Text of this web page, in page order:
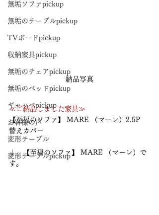
無垢ソファpickup
無垢のテーブルpickup
TVボードpickup
収納家具pickup
無垢のチェアpickup
無垢のベッドpickup
ギャッベpickup
お客様の声
変形テーブル
変形テーブルpickup
納品写真
≪ご納品しました家具≫
【至福のソファ】 MARE （マーレ）2.5P
替えカバー
↓　【至福のソファ】 MARE （マーレ）で
す。